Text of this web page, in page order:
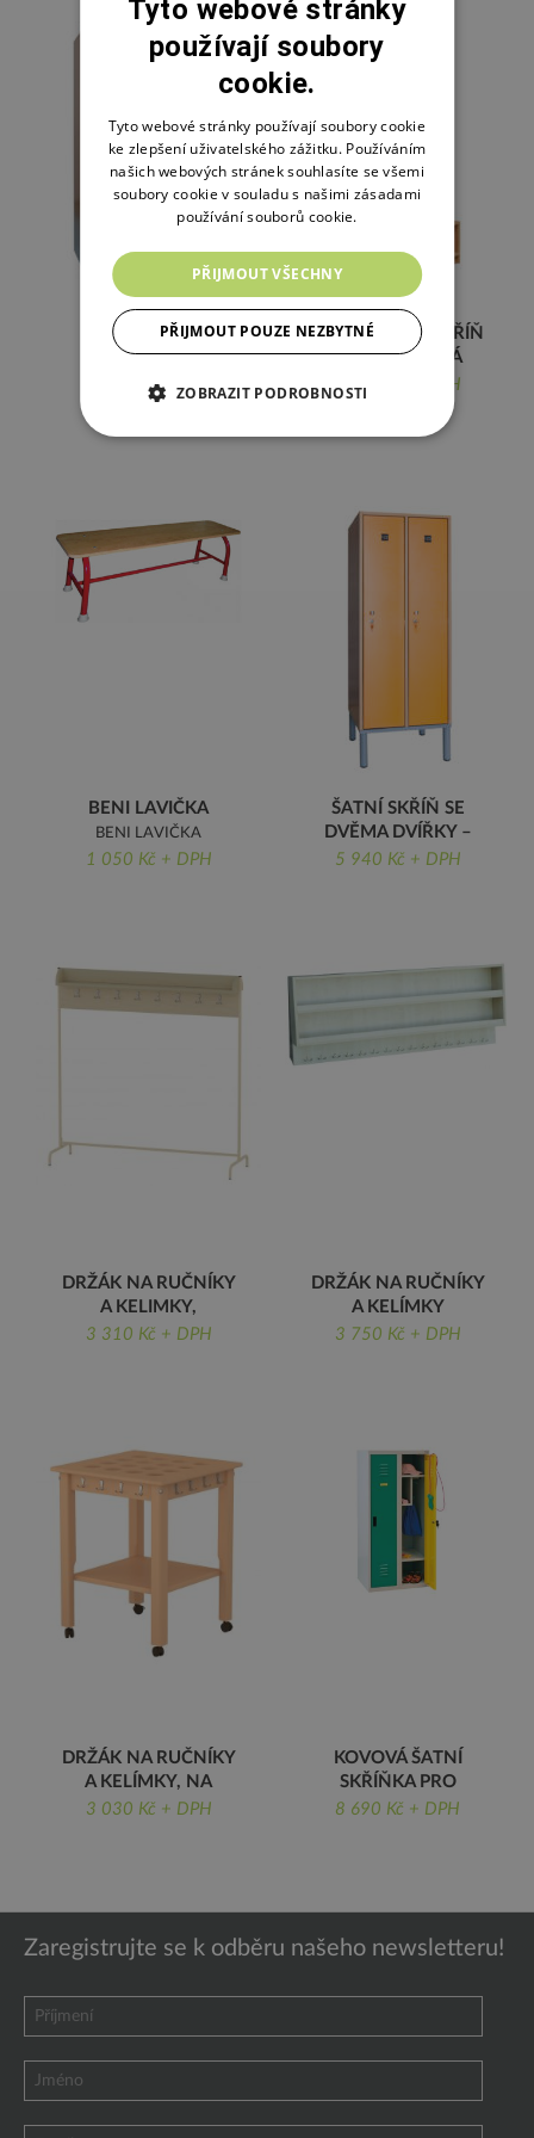
ŠATNÍ SKŘÍŇKA
KARNEVAL
ŠATNÍ SKŘÍŇKA
KARNEVAL
6 960 Kč + DPH
PLUTO ŠATNÍ SKŘÍŇ
– ČTYŘMÍSTNÁ
PLUTO ŠATNÍ SKŘÍŇ -
4 490 Kč + DPH
BENI LAVIČKA
BENI LAVIČKA
1 050 Kč + DPH
ŠATNÍ SKŘÍŇ SE
DVĚMA DVÍŘKY –
OTB-
5 940 Kč + DPH
DRŽÁK NA RUČNÍKY
A KELIMKY,
STOJANOVÝ
3 310 Kč + DPH
DRŽÁK NA RUČNÍKY
A KELÍMKY
DRŽÁK NA RUČNÍKY A
3 750 Kč + DPH
DRŽÁK NA RUČNÍKY
A KELÍMKY, NA
KOLEČKÁCH
3 030 Kč + DPH
KOVOVÁ ŠATNÍ
SKŘÍŇKA PRO
ŠKOLKY 2 MÍSTNÁ
8 690 Kč + DPH
Zaregistrujte se k odběru našeho newsletteru!
Tyto webové stránky
používají soubory
cookie.
Tyto webové stránky používají soubory cookie
ke zlepšení uživatelského zážitku. Používáním
našich webových stránek souhlasíte se všemi
soubory cookie v souladu s našimi zásadami
používání souborů cookie.
PŘIJMOUT VŠECHNY
PŘIJMOUT POUZE NEZBYTNÉ
ZOBRAZIT PODROBNOSTI